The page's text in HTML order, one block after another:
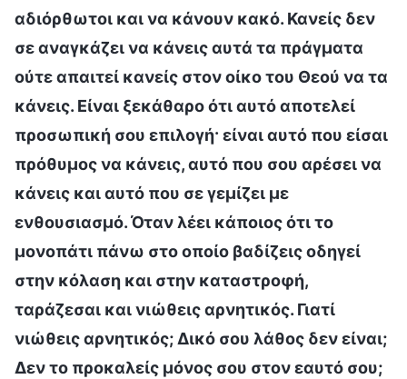
αδιόρθωτοι και να κάνουν κακό. Κανείς δεν
σε αναγκάζει να κάνεις αυτά τα πράγματα
ούτε απαιτεί κανείς στον οίκο του Θεού να τα
κάνεις. Είναι ξεκάθαρο ότι αυτό αποτελεί
προσωπική σου επιλογή· είναι αυτό που είσαι
πρόθυμος να κάνεις, αυτό που σου αρέσει να
κάνεις και αυτό που σε γεμίζει με
ενθουσιασμό. Όταν λέει κάποιος ότι το
μονοπάτι πάνω στο οποίο βαδίζεις οδηγεί
στην κόλαση και στην καταστροφή,
ταράζεσαι και νιώθεις αρνητικός. Γιατί
νιώθεις αρνητικός; Δικό σου λάθος δεν είναι;
Δεν το προκαλείς μόνος σου στον εαυτό σου;